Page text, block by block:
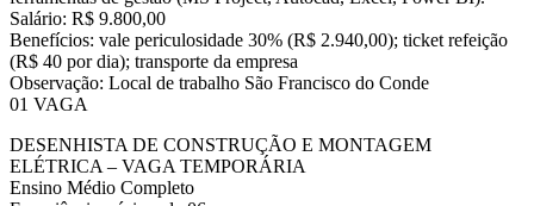
Salário: R$ 9.800,00
Benefícios: vale periculosidade 30% (R$ 2.940,00); ticket refeição
(R$ 40 por dia); transporte da empresa
Observação: Local de trabalho São Francisco do Conde
01 VAGA
DESENHISTA DE CONSTRUÇÃO E MONTAGEM
ELÉTRICA – VAGA TEMPORÁRIA
Ensino Médio Completo